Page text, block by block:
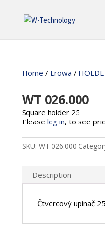
Home / Erowa /
WT 026.000
Please log in, to see
Square holder 25
SKU: WT 026.000
Description
Čtvercový upínač